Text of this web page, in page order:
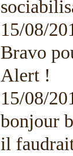
15/08/
Bravo
Alert !
15/08/
bonjour
il